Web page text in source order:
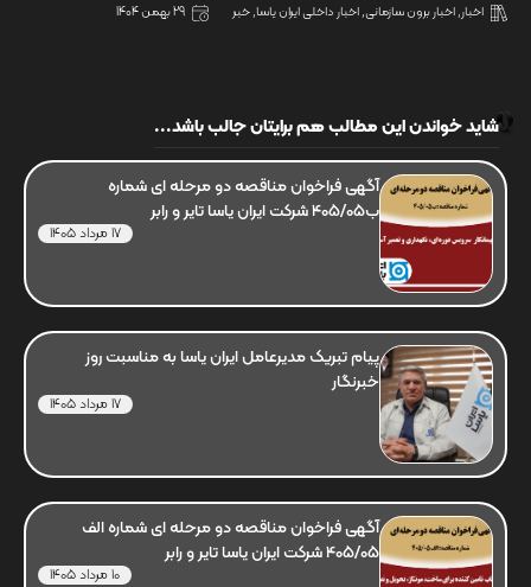
اخبار,اخبار برون سازمانی,اخبار داخلی ایران یاسا,خبر 29 بهمن 1404
شاید خواندن این مطالب هم برایتان جالب باشد...
آگهی فراخوان مناقصه دو مرحله ای شماره
ب405/05 شرکت ایران یاسا تایر و رابر
17 مرداد 1405
پیام تبریک مدیرعامل ایران یاسا به مناسبت روز
خبرنگار
17 مرداد 1405
آگهی فراخوان مناقصه دو مرحله ای شماره الف
405/05 شرکت ایران یاسا تایر و رابر
10 مرداد 1405